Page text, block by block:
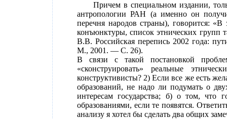
Причем в специальном издании,
антропологии РАН (а именно он
перечня народов страны), говорится:
конъюнктуры, список этнических групп
В.В. Российская перепись 2002 года:
М., 2001. — С. 26).
В связи с такой постановкой
«сконструировать» реальные
конструктивисты? 2) Если все же есть
образований, не надо ли подумать о
интересам государства; б) о том, что
образованиями, если те появятся.
анализу я хотел бы сделать два общих